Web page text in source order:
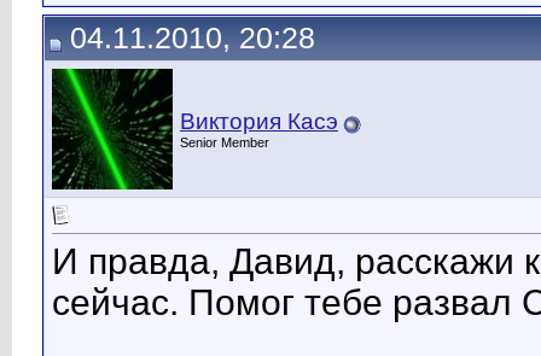
04.11.2010, 20:28
Виктория Касэ
Senior Member
И правда, Давид, расскажи
сейчас. Помог тебе развал